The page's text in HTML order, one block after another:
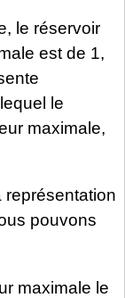
le réservoir
est de 1,
le
maximale,
représentation
pouvons
maximale le